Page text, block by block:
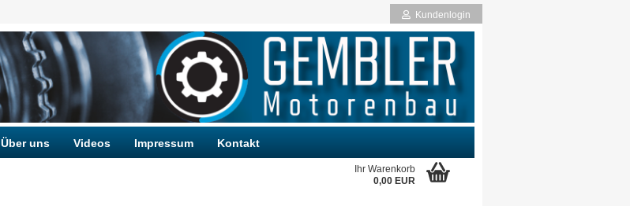
Kundenlogin
Ihr Warenkorb
0,00 EUR
Über uns Videos Impressum Kontakt